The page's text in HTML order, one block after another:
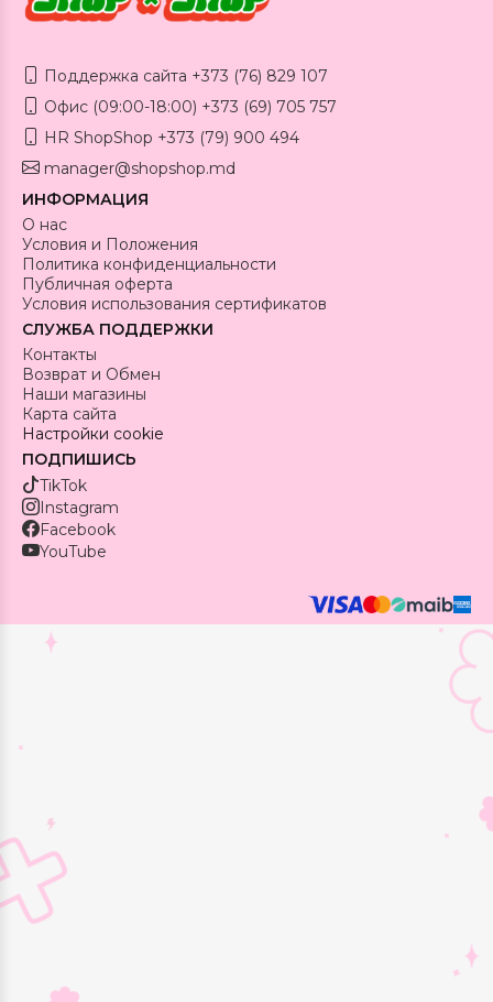
Поддержка сайта +373 (76) 829 107
Офис (09:00-18:00) +373 (69) 705 757
HR ShopShop +373 (79) 900 494
manager@shopshop.md
ИНФОРМАЦИЯ
О нас
Условия и Положения
Политика конфиденциальности
Публичная оферта
Условия использования сертификатов
СЛУЖБА ПОДДЕРЖКИ
Контакты
Возврат и Обмен
Наши магазины
Карта сайта
Настройки cookie
ПОДПИШИСЬ
TikTok
Instagram
Facebook
YouTube